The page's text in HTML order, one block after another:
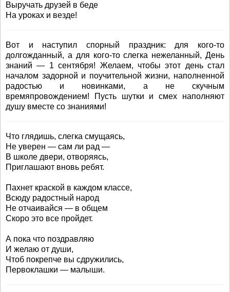
Выручать друзей в беде
На уроках и везде!
Вот и наступил спорный праздник: для кого-то
долгожданный, а для кого-то слегка нежеланный, День
знаний — 1 сентября! Желаем, чтобы этот день стал
началом задорной и поучительной жизни, наполненной
радостью и новинками, а не скучным
времяпровождением! Пусть шутки и смех наполняют
душу вместе со знаниями!
Что глядишь, слегка смущаясь,
Не уверен — сам ли рад —
В школе двери, отворяясь,
Приглашают вновь ребят.
Пахнет краской в каждом классе,
Всюду радостный народ
Не отчаивайся — в общем
Скоро это все пройдет.
А пока что поздравляю
И желаю от души,
Чтоб покрепче вы сдружились,
Первоклашки — малыши.